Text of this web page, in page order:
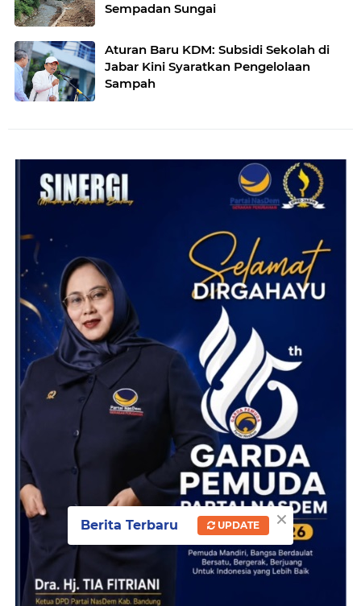
Sempadan Sungai
Aturan Baru KDM: Subsidi Sekolah di
Jabar Kini Syaratkan Pengelolaan
Sampah
×
Berita Terbaru UPDATE